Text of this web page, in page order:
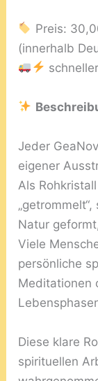
Preis:
(innerhalb
Jeder
eigener
Als
Natur
Viele
persönliche
Meditationen
Diese klare
spirituellen